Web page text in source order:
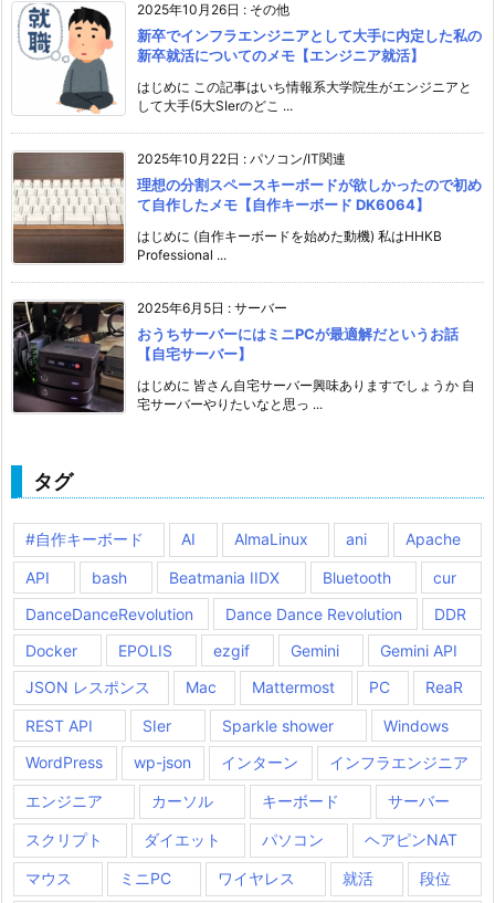
2025年10月26日 : その他
新卒でインフラエンジニアとして大手に内定した私の
新卒就活についてのメモ【エンジニア就活】
はじめに この記事はいち情報系大学院生がエンジニアと
して大手(5大SIerのどこ ...
2025年10月22日 : パソコン/IT関連
理想の分割スペースキーボードが欲しかったので初め
て自作したメモ【自作キーボード DK6064】
はじめに (自作キーボードを始めた動機) 私はHHKB
Professional ...
2025年6月5日 : サーバー
おうちサーバーにはミニPCが最適解だというお話
【自宅サーバー】
はじめに 皆さん自宅サーバー興味ありますでしょうか 自
宅サーバーやりたいなと思っ ...
タグ
#自作キーボード AI AlmaLinux ani Apache
API bash Beatmania IIDX Bluetooth
cur
DanceDanceRevolution
Dance Dance Revolution
DDR
Docker
EPOLIS ezgif Gemini
Gemini API
JSON レスポンス
Mac Mattermost PC ReaR
REST API SIer Sparkle shower
Windows
WordPress
wp-json インターン インフラエンジニア
エンジニア カーソル キーボード サーバー
スクリプト ダイエット パソコン ヘアピンNAT
マウス ミニPC ワイヤレス 就活 段位